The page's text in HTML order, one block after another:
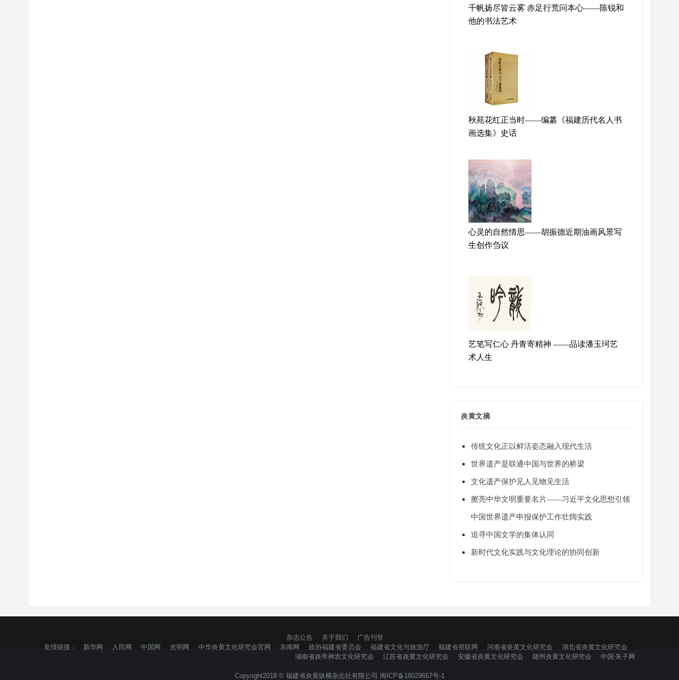
千帆扬尽皆云雾 赤足行荒问本心——陈锐和
他的书法艺术
秋苑花红正当时——编纂《福建历代名人书
画选集》史话
心灵的自然情思——胡振德近期油画风景写
生创作刍议
艺笔写仁心 丹青寄精神 ——品读潘玉珂艺
术人生
炎黄文摘
传统文化正以鲜活姿态融入现代生活
世界遗产是联通中国与世界的桥梁
文化遗产保护见人见物见生活
擦亮中华文明重要名片——习近平文化思想引领
中国世界遗产申报保护工作壮阔实践
追寻中国文学的集体认同
新时代文化实践与文化理论的协同创新
杂志公告 关于我们
广告刊登
友情链接：
新华网 人民网 中国网 光明网 中华炎黄文化研究会官网 东南网 政协福建省委员会 福建省文化与旅游厅 福建省侨联网 河南省炎黄文化研究会
湖北省炎黄文化研究会
湖南省炎帝神农文化研究会
江苏省炎黄文化研究会 安徽省炎黄文化研究会 随州炎黄文化研究会 中国·朱子网
Copyright2018 © 福建省炎黄纵横杂志社有限公司 闽ICP备18029667号-1